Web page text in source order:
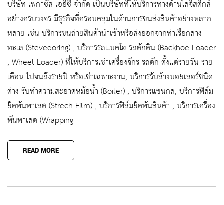
บริษัท เพกาซัส เออีซี จำกัด เป็นบริษัทที่ให้บริการทางด้านโลจิสติกส์
อย่างครบวงจร มีธุรกิจที่ครอบคลุมในด้านการขนส่งสินค้าอย่างหลาก
หลาย เช่น บริการขนถ่ายสินค้านำเข้าหรือส่งออกจากท่าเรือกลาง
ทะเล (Stevedoring) , บริการรถแบคโฮ รถตักดิน (Backhoe Loader
, Wheel Loader) ที่ให้บริการเช่าเครื่องจักร รถตัก ตั้งแต่รายวัน ราย
เดือน ไปจนถึงรายปี หรือเช่าเฉพาะงาน, บริการรับล้างบอยเลอร์ชนิด
ต่าง รับทำความสะอาดหม้อน้ำ (Boiler) , บริการแขนกล, บริการฟิล์ม
ยืดพันพาเลต (Strech Film) , บริการฟิล์มยืดพันสินค้า , บริการเครื่อง
พันพาเลต (Wrapping
READ MORE